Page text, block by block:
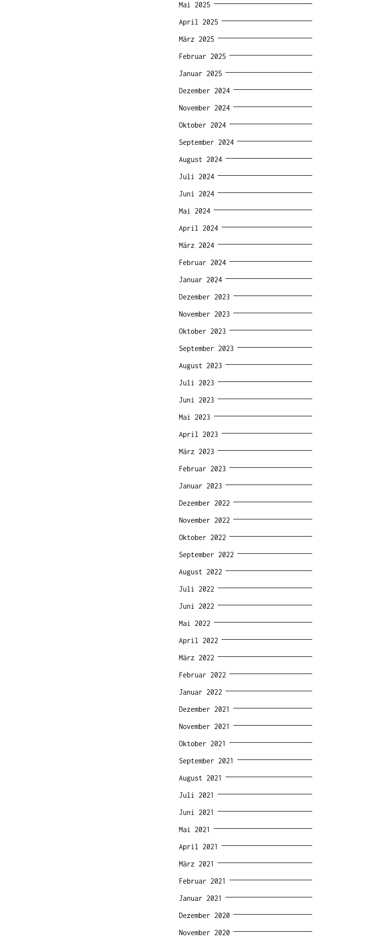
Mai 2025
April 2025
März 2025
Februar 2025
Januar 2025
Dezember 2024
November 2024
Oktober 2024
September 2024
August 2024
Juli 2024
Juni 2024
Mai 2024
April 2024
März 2024
Februar 2024
Januar 2024
Dezember 2023
November 2023
Oktober 2023
September 2023
August 2023
Juli 2023
Juni 2023
Mai 2023
April 2023
März 2023
Februar 2023
Januar 2023
Dezember 2022
November 2022
Oktober 2022
September 2022
August 2022
Juli 2022
Juni 2022
Mai 2022
April 2022
März 2022
Februar 2022
Januar 2022
Dezember 2021
November 2021
Oktober 2021
September 2021
August 2021
Juli 2021
Juni 2021
Mai 2021
April 2021
März 2021
Februar 2021
Januar 2021
Dezember 2020
November 2020